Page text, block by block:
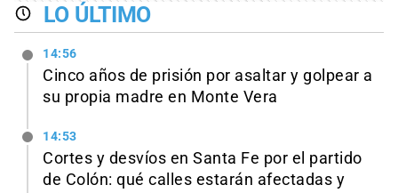
LO ÚLTIMO
14:56
Cinco años de prisión por asaltar y golpear a
su propia madre en Monte Vera
14:53
Cortes y desvíos en Santa Fe por el partido
de Colón: qué calles estarán afectadas y